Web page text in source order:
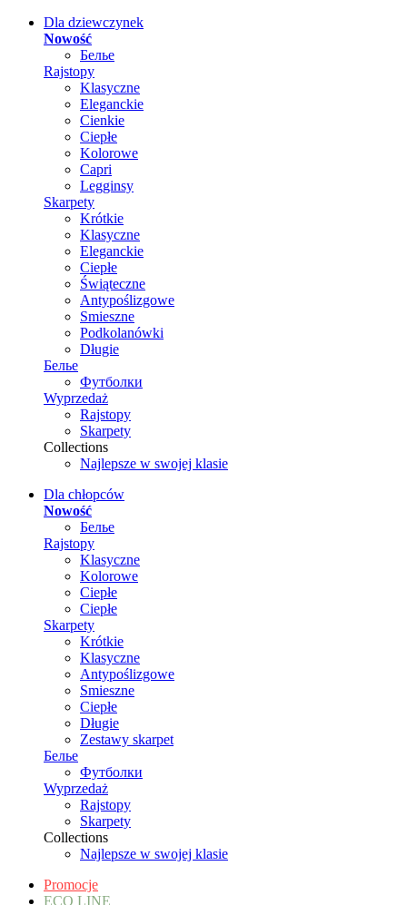
Dla dziewczynek
Nowość
Белье
Rajstopy
Klasyczne
Eleganckie
Cienkie
Ciepłe
Kolorowe
Capri
Legginsy
Skarpety
Krótkie
Klasyczne
Eleganckie
Ciepłe
Świąteczne
Antypoślizgowe
Smieszne
Podkolanówki
Długie
Белье
Футболки
Wyprzedaż
Rajstopy
Skarpety
Collections
Najlepsze w swojej klasie
Dla chłopców
Nowość
Белье
Rajstopy
Klasyczne
Kolorowe
Ciepłe
Ciepłe
Skarpety
Krótkie
Klasyczne
Antypoślizgowe
Smieszne
Ciepłe
Długie
Zestawy skarpet
Белье
Футболки
Wyprzedaż
Rajstopy
Skarpety
Collections
Najlepsze w swojej klasie
Promocje
ECO LINE